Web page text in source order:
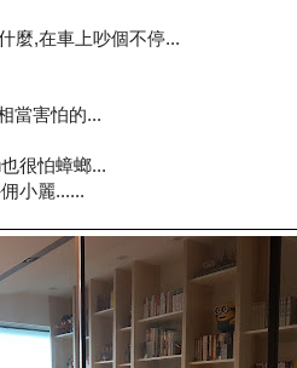
麼,在車上吵個不停...
當害怕的...
很怕蟑螂...
小麗......